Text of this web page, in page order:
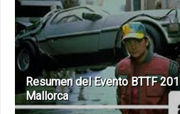
Resumen del Evento BTTF
Mallorca